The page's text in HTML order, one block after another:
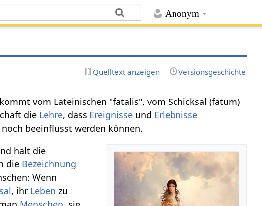
Anonym
Quelltext anzeigen Versionsgeschichte
vom Lateinischen "fatalis", vom Schicksal (fatum)
die Lehre, dass Ereignisse und Erlebnisse
beeinflusst werden können.
hält die
die Bezeichnung
Wenn
, ihr Leben zu